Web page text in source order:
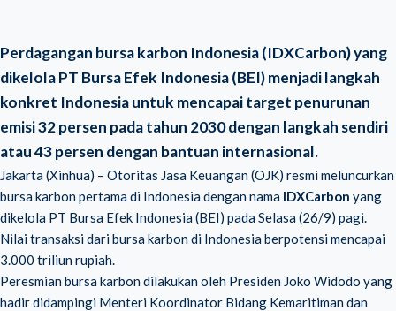
Perdagangan bursa karbon Indonesia (IDXCarbon) yang
dikelola PT Bursa Efek Indonesia (BEI) menjadi langkah
konkret Indonesia untuk mencapai target penurunan
emisi 32 persen pada tahun 2030 dengan langkah sendiri
atau 43 persen dengan bantuan internasional.
Jakarta (Xinhua) – Otoritas Jasa Keuangan (OJK) resmi meluncurkan
bursa karbon pertama di Indonesia dengan nama IDXCarbon yang
dikelola PT Bursa Efek Indonesia (BEI) pada Selasa (26/9) pagi.
Nilai transaksi dari bursa karbon di Indonesia berpotensi mencapai
3.000 triliun rupiah.
Peresmian bursa karbon dilakukan oleh Presiden Joko Widodo yang
hadir didampingi Menteri Koordinator Bidang Kemaritiman dan